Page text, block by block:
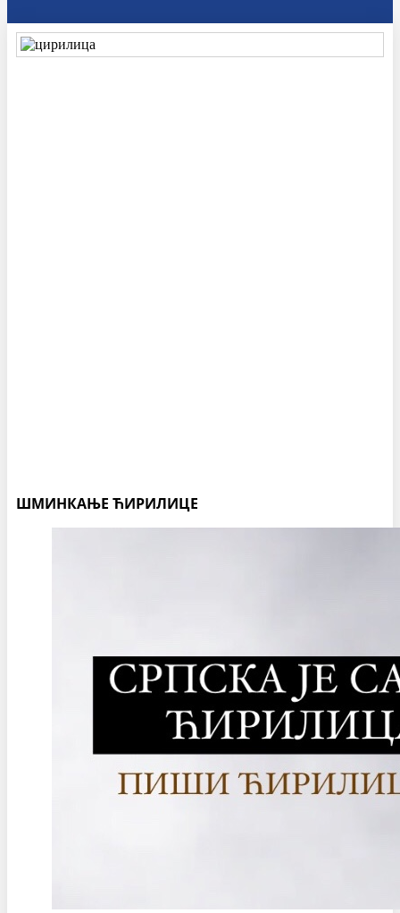
ШМИНКАЊЕ ЋИРИЛИЦЕ